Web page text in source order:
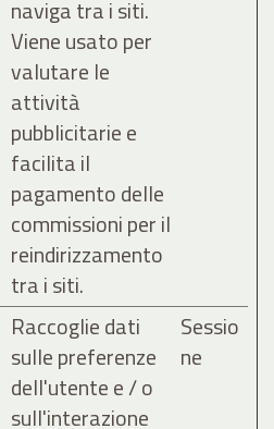
naviga tra i siti.
Viene usato per
valutare le
attività
pubblicitarie e
facilita il
pagamento delle
commissioni per il
reindirizzamento
tra i siti.
Raccoglie dati
sulle preferenze
dell'utente e / o
sull'interazione
Sessio
ne